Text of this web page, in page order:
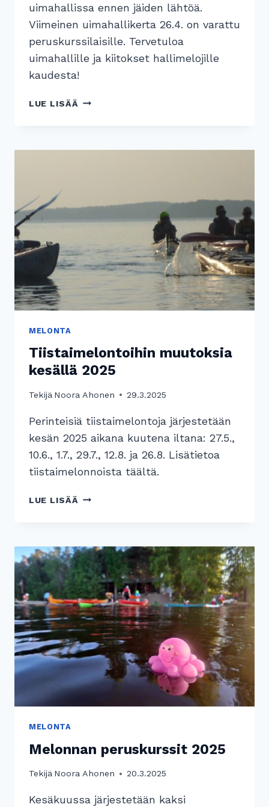
uimahallissa ennen jäiden lähtöä.
Viimeinen uimahallikerta 26.4. on varattu
peruskurssilaisille. Tervetuloa
uimahallille ja kiitokset hallimelojille
kaudesta!
LUE LISÄÄ UIMAHALLIMELONTA
MELONTA
Tiistaimelontoihin muutoksia
kesällä 2025
Tekijä Noora Ahonen 29.3.2025
Perinteisiä tiistaimelontoja järjestetään
kesän 2025 aikana kuutena iltana: 27.5.,
10.6., 1.7., 29.7., 12.8. ja 26.8. Lisätietoa
tiistaimelonnoista täältä.
LUE LISÄÄ TIISTAIMELONTOIHIN
MELONTA
Melonnan peruskurssit 2025
Tekijä Noora Ahonen 20.3.2025
Kesäkuussa järjestetään kaksi